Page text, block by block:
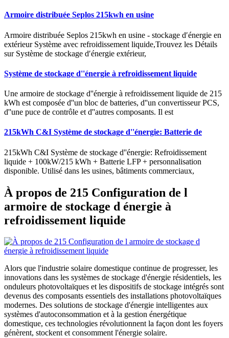
Armoire distribuée Seplos 215kwh en usine
Armoire distribuée Seplos 215kwh en usine - stockage d′énergie en
extérieur Système avec refroidissement liquide,Trouvez les Détails
sur Système de stockage d′énergie extérieur,
Système de stockage d''énergie à refroidissement liquide
Une armoire de stockage d''énergie à refroidissement liquide de 215
kWh est composée d''un bloc de batteries, d''un convertisseur PCS,
d''une puce de contrôle et d''autres composants. Il est
215kWh C&I Système de stockage d''énergie: Batterie de
215kWh C&I Système de stockage d''énergie: Refroidissement
liquide + 100kW/215 kWh + Batterie LFP + personnalisation
disponible. Utilisé dans les usines, bâtiments commerciaux,
À propos de 215 Configuration de l
armoire de stockage d énergie à
refroidissement liquide
Alors que l'industrie solaire domestique continue de progresser, les
innovations dans les systèmes de stockage d'énergie résidentiels, les
onduleurs photovoltaïques et les dispositifs de stockage intégrés sont
devenus des composants essentiels des installations photovoltaïques
modernes. Des solutions de stockage d'énergie intelligentes aux
systèmes d'autoconsommation et à la gestion énergétique
domestique, ces technologies révolutionnent la façon dont les foyers
génèrent, stockent et consomment l'énergie solaire.